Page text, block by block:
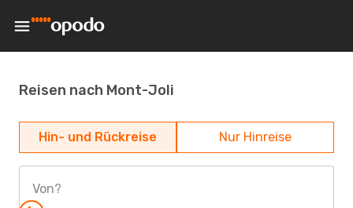
Reisen nach Mont-Joli
Hin- und Rückreise Nur Hinreise
Von?